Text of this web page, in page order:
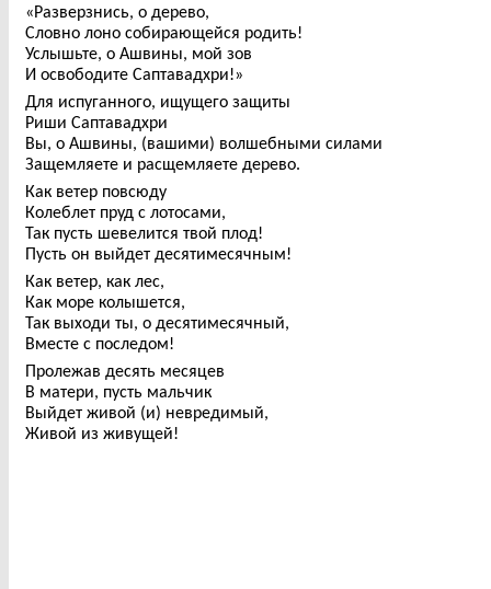
«Разверзнись, о дерево,
Словно лоно собирающейся родить!
Услышьте, о Ашвины, мой зов
И освободите Саптавадхри!»
Для испуганного, ищущего защиты
Риши Саптавадхри
Вы, о Ашвины, (вашими) волшебными силами
Защемляете и расщемляете дерево.
Как ветер повсюду
Колеблет пруд с лотосами,
Так пусть шевелится твой плод!
Пусть он выйдет десятимесячным!
Как ветер, как лес,
Как море колышется,
Так выходи ты, о десятимесячный,
Вместе с последом!
Пролежав десять месяцев
В матери, пусть мальчик
Выйдет живой (и) невредимый,
Живой из живущей!